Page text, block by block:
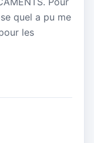
quel a pu me
les